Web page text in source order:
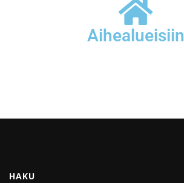
Aihealueisiin
HAKU